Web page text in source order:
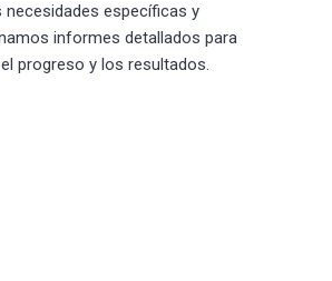
necesidades específicas y
informes detallados para
progreso y los resultados.